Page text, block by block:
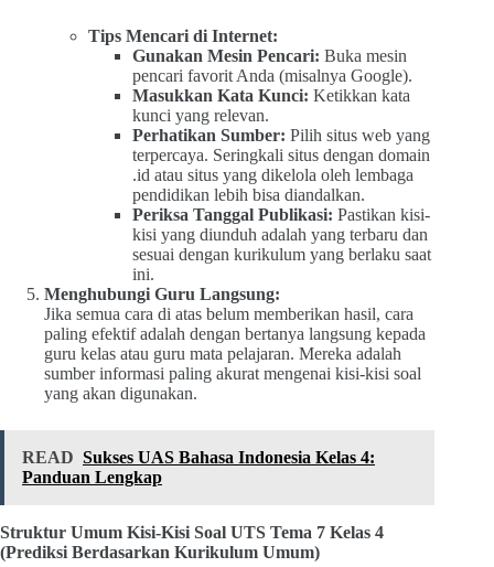
Tips Mencari di Internet:
Gunakan Mesin Pencari: Buka mesin
pencari favorit Anda (misalnya Google).
Masukkan Kata Kunci: Ketikkan kata
kunci yang relevan.
Perhatikan Sumber: Pilih situs web yang
terpercaya. Seringkali situs dengan domain
.id atau situs yang dikelola oleh lembaga
pendidikan lebih bisa diandalkan.
Periksa Tanggal Publikasi: Pastikan kisi-
kisi yang diunduh adalah yang terbaru dan
sesuai dengan kurikulum yang berlaku saat
ini.
Menghubungi Guru Langsung:
Jika semua cara di atas belum memberikan hasil, cara
paling efektif adalah dengan bertanya langsung kepada
guru kelas atau guru mata pelajaran. Mereka adalah
sumber informasi paling akurat mengenai kisi-kisi soal
yang akan digunakan.
READ Sukses UAS Bahasa Indonesia Kelas 4:
Panduan Lengkap
Struktur Umum Kisi-Kisi Soal UTS Tema 7 Kelas 4
(Prediksi Berdasarkan Kurikulum Umum)